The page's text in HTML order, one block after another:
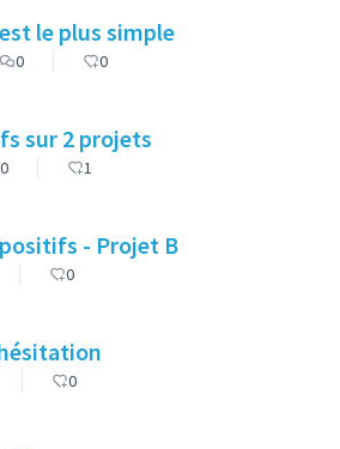
le plus simple
0 0
sur 2 projets
0 1
- Projet B
0
0